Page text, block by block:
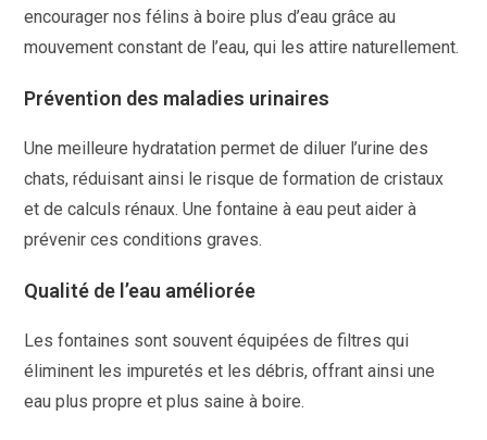
encourager nos félins à boire plus d’eau grâce au
mouvement constant de l’eau, qui les attire naturellement.
Prévention des maladies urinaires
Une meilleure hydratation permet de diluer l’urine des
chats, réduisant ainsi le risque de formation de cristaux
et de calculs rénaux. Une fontaine à eau peut aider à
prévenir ces conditions graves.
Qualité de l’eau améliorée
Les fontaines sont souvent équipées de filtres qui
éliminent les impuretés et les débris, offrant ainsi une
eau plus propre et plus saine à boire.